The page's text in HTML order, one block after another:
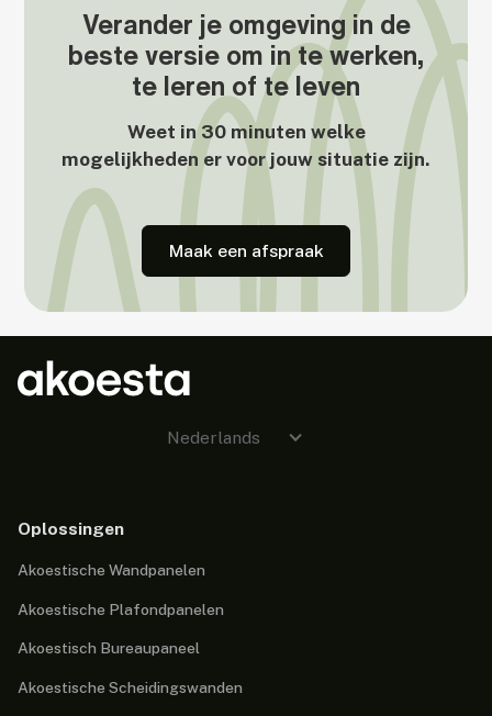
Verander je omgeving in de
beste versie om in te werken,
te leren of te leven
Weet in 30 minuten welke
mogelijkheden er voor jouw situatie zijn.
Maak een afspraak
Nederlands
Oplossingen
Akoestische Wandpanelen
Akoestische Plafondpanelen
Akoestisch Bureaupaneel
Akoestische Scheidingswanden